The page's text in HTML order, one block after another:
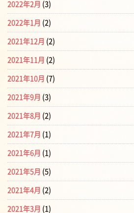
2022年2月 (3)
2022年1月 (2)
2021年12月 (2)
2021年11月 (2)
2021年10月 (7)
2021年9月 (3)
2021年8月 (2)
2021年7月 (1)
2021年6月 (1)
2021年5月 (5)
2021年4月 (2)
2021年3月 (1)